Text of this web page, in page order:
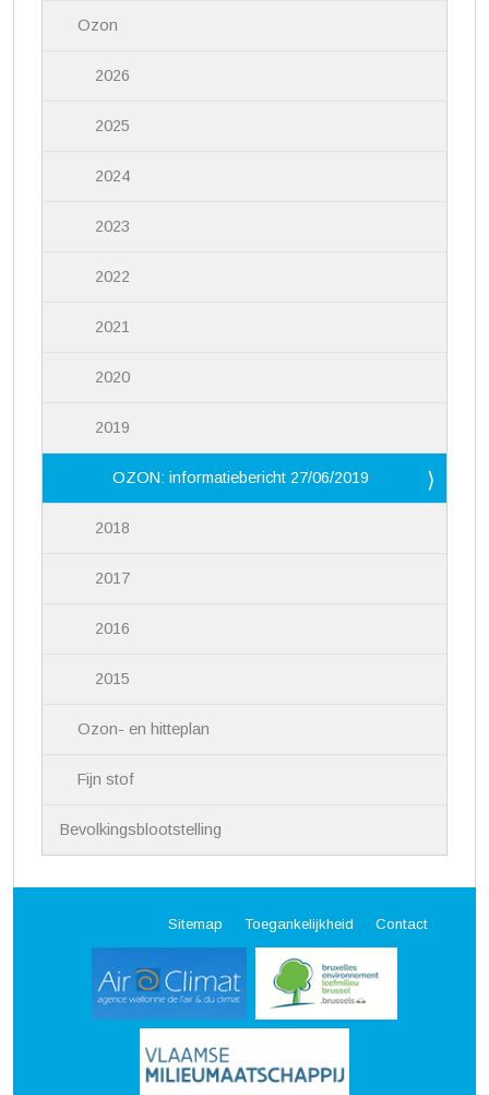
Ozon
2026
2025
2024
2023
2022
2021
2020
2019
OZON: informatiebericht 27/06/2019
2018
2017
2016
2015
Ozon- en hitteplan
Fijn stof
Bevolkingsblootstelling
Sitemap Toegankelijkheid Contact